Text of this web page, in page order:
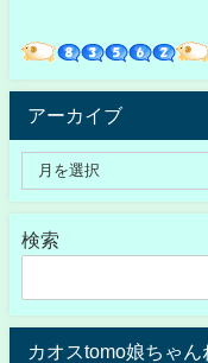
アーカイブ
検索
カオスtomo娘ちゃ